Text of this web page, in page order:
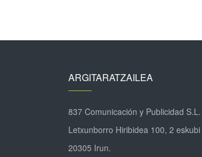
ARGITARATZAILEA
837 Comunicación y Publicidad S.L.
Letxunborro Hiribidea 100, 2 eskubi
20305 Irun.